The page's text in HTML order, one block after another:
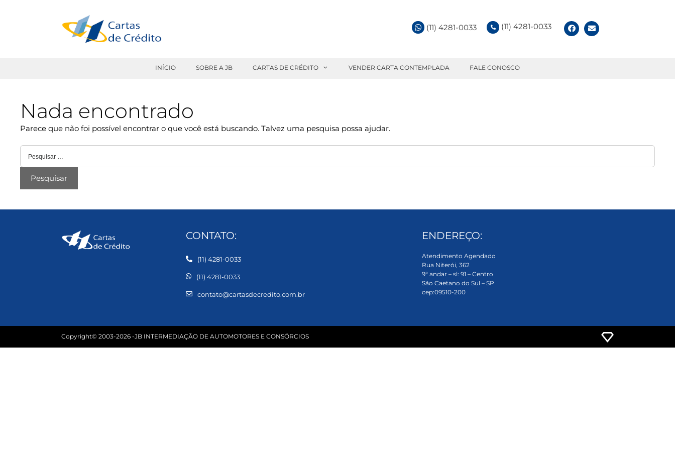
(11) 4281-0033
(11) 4281-0033
INÍCIO SOBRE A JB CARTAS DE CRÉDITO VENDER CARTA CONTEMPLADA FALE CONOSCO
Nada encontrado
Parece que não foi possível encontrar o que você está buscando. Talvez uma pesquisa possa ajudar.
Pesquisar
por:
CONTATO:
(11) 4281-0033
(11) 4281-0033
contato@cartasdecredito.com.br
ENDEREÇO:
Atendimento Agendado
Rua Niterói, 362
9° andar – sl: 91 – Centro
São Caetano do Sul – SP
cep:09510-200
Copyright© 2003-2026 -JB INTERMEDIAÇÃO DE AUTOMOTORES E CONSÓRCIOS